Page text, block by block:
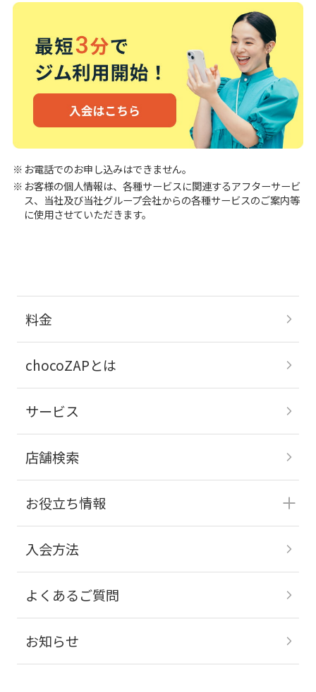
お電話でのお申し込みはできません。
お客様の個人情報は、各種サービスに関連するアフターサービ
ス、当社及び当社グループ会社からの各種サービスのご案内等
に使用させていただきます。
料金
chocoZAPとは
サービス
店舗検索
お役立ち情報
入会方法
よくあるご質問
お知らせ